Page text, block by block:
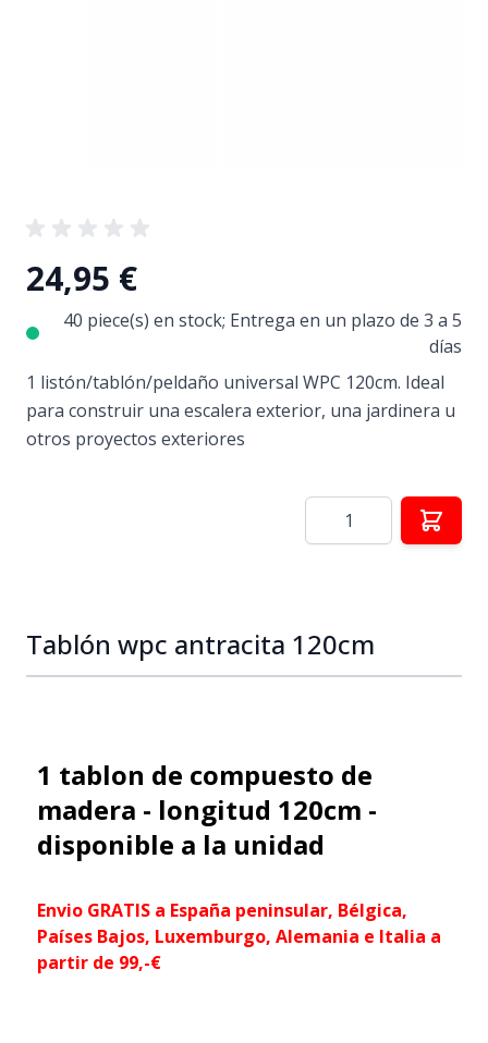
24,95 €
40 piece(s) en stock; Entrega en un plazo de 3 a 5
días
1 listón/tablón/peldaño universal WPC 120cm. Ideal
para construir una escalera exterior, una jardinera u
otros proyectos exteriores
Cantidad
Tablón wpc antracita 120cm
1 tablon de compuesto de
madera - longitud 120cm -
disponible a la unidad
Envio GRATIS a España peninsular, Bélgica,
Países Bajos, Luxemburgo, Alemania e Italia a
partir de 99,-€